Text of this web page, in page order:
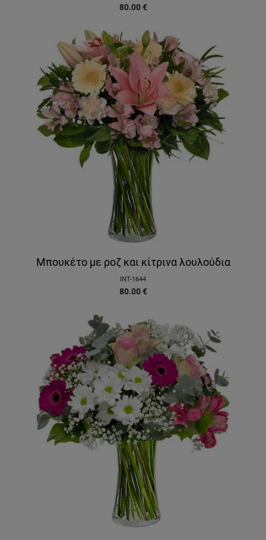
80.00 €
Μπουκέτο με ροζ και κίτρινα λουλούδια
INT-1644
80.00 €